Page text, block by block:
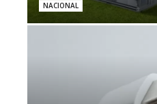
NACIONAL